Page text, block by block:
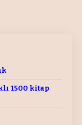
1500 kitap